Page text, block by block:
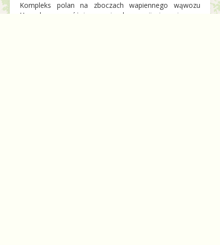
Kompleks polan na zboczach wapiennego wąwozu
Homole, o zróżnicowanej ekspozycji i zmiennym